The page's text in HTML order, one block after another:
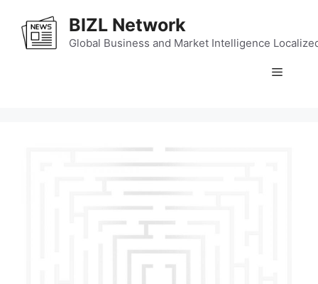
content
BIZL Network
Global Business and Market Intelligence
Menu